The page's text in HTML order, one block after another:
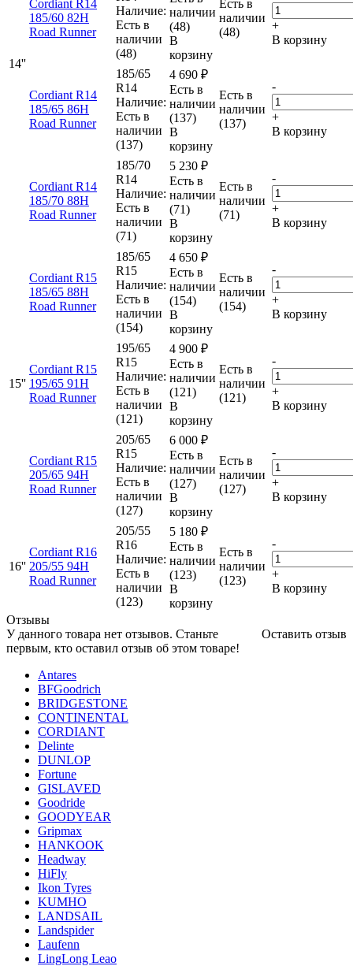
14''
Cordiant R14
185/60 82H
Road Runner
Наличие:
Есть в
наличии
(48)
наличии
(48)
В
корзину
Есть в
наличии
(48)
+
В корзину
Cordiant R14
185/65 86H
Road Runner
185/65
R14
Наличие:
Есть в
наличии
(137)
4 690 ₽
Есть в
наличии
(137)
В
корзину
Есть в
наличии
(137)
-
+
В корзину
Cordiant R14
185/70 88H
Road Runner
185/70
R14
Наличие:
Есть в
наличии
(71)
5 230 ₽
Есть в
наличии
(71)
В
корзину
Есть в
наличии
(71)
-
+
В корзину
15''
Cordiant R15
185/65 88H
Road Runner
185/65
R15
Наличие:
Есть в
наличии
(154)
4 650 ₽
Есть в
наличии
(154)
В
корзину
Есть в
наличии
(154)
-
+
В корзину
Cordiant R15
195/65 91H
Road Runner
195/65
R15
Наличие:
Есть в
наличии
(121)
4 900 ₽
Есть в
наличии
(121)
В
корзину
Есть в
наличии
(121)
-
+
В корзину
Cordiant R15
205/65 94H
Road Runner
205/65
R15
Наличие:
Есть в
наличии
(127)
6 000 ₽
Есть в
наличии
(127)
В
корзину
Есть в
наличии
(127)
-
+
В корзину
16''
Cordiant R16
205/55 94H
Road Runner
205/55
R16
Наличие:
Есть в
наличии
(123)
5 180 ₽
Есть в
наличии
(123)
В
корзину
Есть в
наличии
(123)
-
+
В корзину
Отзывы
Оставить отзыв
У данного товара нет отзывов. Станьте
первым, кто оставил отзыв об этом товаре!
Antares
BFGoodrich
BRIDGESTONE
CONTINENTAL
CORDIANT
Delinte
DUNLOP
Fortune
GISLAVED
Goodride
GOODYEAR
Gripmax
HANKOOK
Headway
HiFly
Ikon Tyres
KUMHO
LANDSAIL
Landspider
Laufenn
LingLong Leao